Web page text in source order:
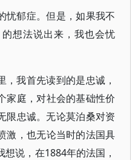
忧郁症。但是，如果我不
想法说出来，我也会忧
，我首先读到的是忠诚，
家庭，对社会的基础性价
忠诚。无论莫泊桑对资
激，也无论当时的法国具
说，在1884年的法国，